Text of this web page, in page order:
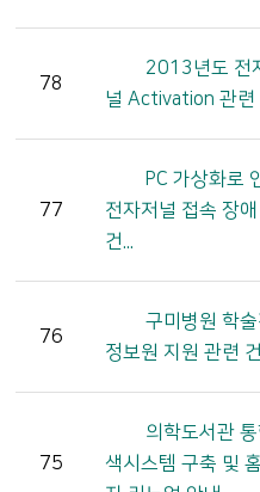
78
2013년도 전
널 Activation 관련
77
PC 가상화로
전자저널 접속 장
건...
76
구미병원 학
정보원 지원 관련
75
의학도서관
색시스템 구축 및